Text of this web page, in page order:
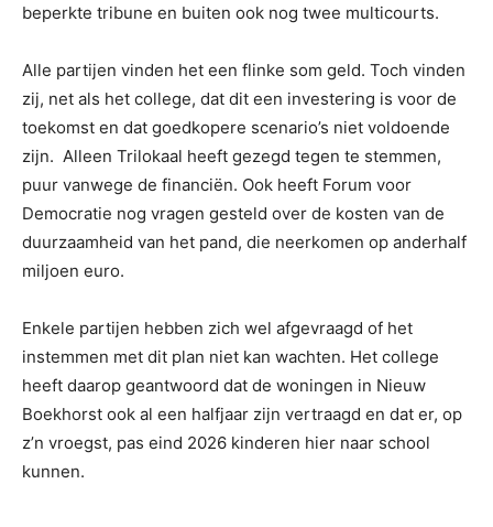
beperkte tribune en buiten ook nog twee multicourts.
Alle partijen vinden het een flinke som geld. Toch vinden
zij, net als het college, dat dit een investering is voor de
toekomst en dat goedkopere scenario’s niet voldoende
zijn. Alleen Trilokaal heeft gezegd tegen te stemmen,
puur vanwege de financiën. Ook heeft Forum voor
Democratie nog vragen gesteld over de kosten van de
duurzaamheid van het pand, die neerkomen op anderhalf
miljoen euro.
Enkele partijen hebben zich wel afgevraagd of het
instemmen met dit plan niet kan wachten. Het college
heeft daarop geantwoord dat de woningen in Nieuw
Boekhorst ook al een halfjaar zijn vertraagd en dat er, op
z’n vroegst, pas eind 2026 kinderen hier naar school
kunnen.